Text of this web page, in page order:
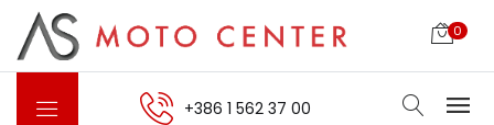
0
+386 1 562 37 00